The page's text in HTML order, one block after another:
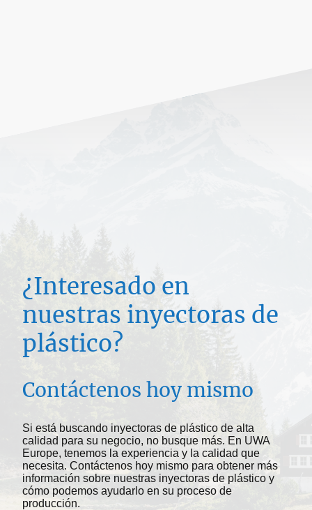
¿Interesado en
nuestras inyectoras de
plástico?
Contáctenos hoy mismo
Si está buscando inyectoras de plástico de alta
calidad para su negocio, no busque más. En UWA
Europe, tenemos la experiencia y la calidad que
necesita. Contáctenos hoy mismo para obtener más
información sobre nuestras inyectoras de plástico y
cómo podemos ayudarlo en su proceso de
producción.